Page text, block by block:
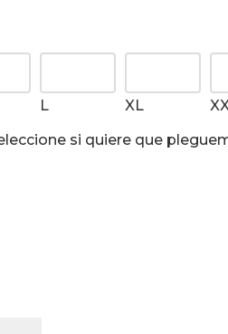
L XL
si quiere que